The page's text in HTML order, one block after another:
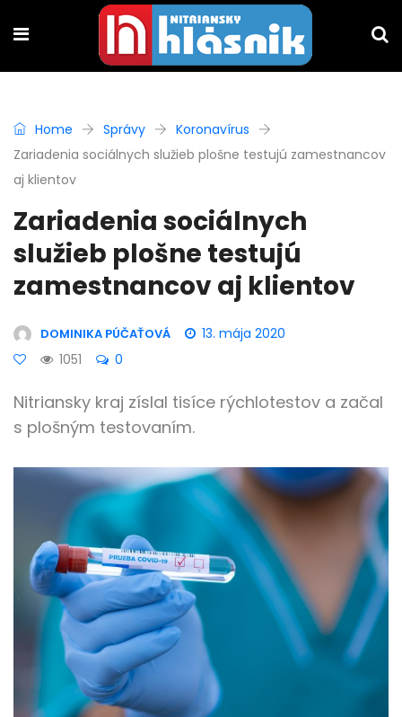
Home Správy
Koronavírus
Zariadenia sociálnych služieb plošne testujú zamestnancov
aj klientov
Zariadenia sociálnych
služieb plošne testujú
zamestnancov aj klientov
DOMINIKA PÚČAŤOVÁ
13. mája 2020
1051
0
Nitriansky kraj zíslal tisíce rýchlotestov a začal
s plošným testovaním.